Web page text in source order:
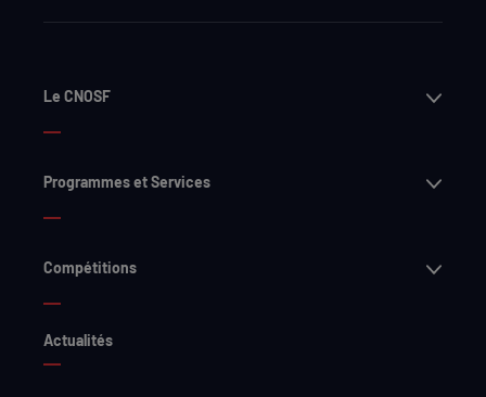
Le CNOSF
Programmes et Services
Compétitions
Actualités